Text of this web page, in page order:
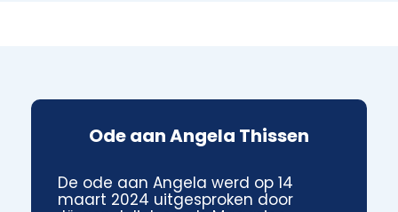
Ode aan Angela Thissen
De ode aan Angela werd op 14
maart 2024 uitgesproken door